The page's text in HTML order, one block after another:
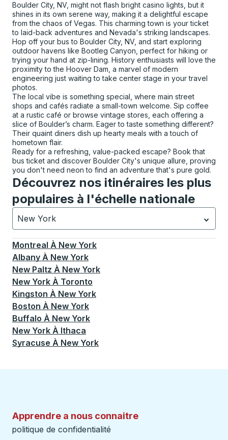
Boulder City, NV, might not flash bright casino lights, but it
shines in its own serene way, making it a delightful escape
from the chaos of Vegas. This charming town is your ticket
to laid-back adventures and Nevada's striking landscapes.
Hop off your bus to Boulder City, NV, and start exploring
outdoor havens like Bootleg Canyon, perfect for hiking or
trying your hand at zip-lining. History enthusiasts will love the
proximity to the Hoover Dam, a marvel of modern
engineering just waiting to take center stage in your travel
photos.
The local vibe is something special, where main street
shops and cafés radiate a small-town welcome. Sip coffee
at a rustic café or browse vintage stores, each offering a
slice of Boulder’s charm. Eager to taste something different?
Their quaint diners dish up hearty meals with a touch of
hometown flair.
Ready for a refreshing, value-packed escape? Book that
bus ticket and discover Boulder City's unique allure, proving
you don't need neon to find an adventure that's pure gold.
Découvrez nos itinéraires les plus
populaires à l'échelle nationale
New York
Actuellement sélectionné: New York.La sélection est
Montreal À New York
Albany À New York
New Paltz À New York
New York À Toronto
Kingston À New York
Boston À New York
Buffalo À New York
New York À Ithaca
Syracuse À New York
Apprendre a nous connaitre
politique de confidentialité